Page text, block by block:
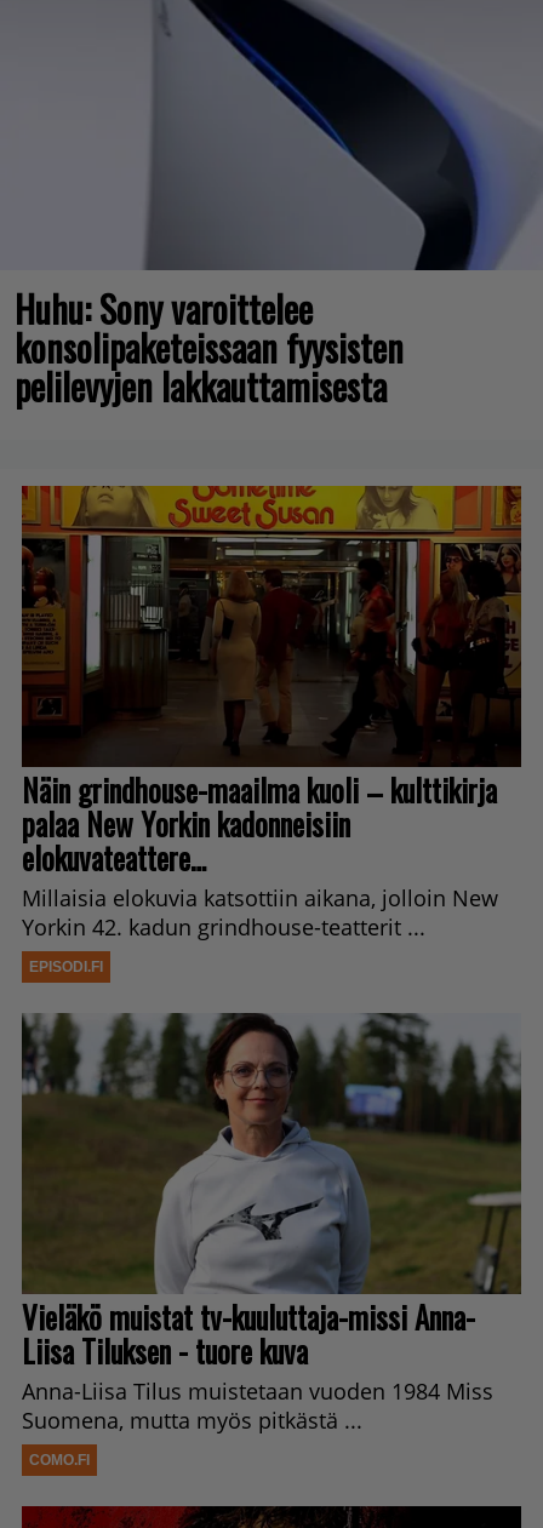
Huhu: Sony varoittelee
konsolipaketeissaan fyysisten
pelilevyjen lakkauttamisesta